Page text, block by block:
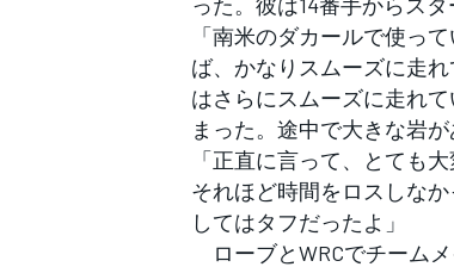
「南米のダカールで使っ
ば、かなりスムーズに走
はさらにスムーズに走れ
まった。途中で大きな岩
「正直に言って、とても
それほど時間をロスしな
してはタフだったよ」
ローブとWRCでチーム